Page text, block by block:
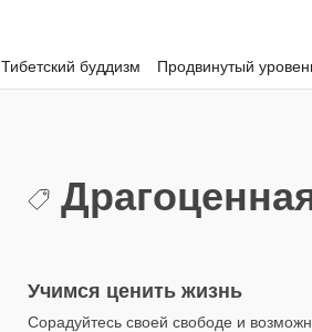
Тибетский буддизм Продвинутый
Учимся ценить жизнь
Сорадуйтесь своей свободе и